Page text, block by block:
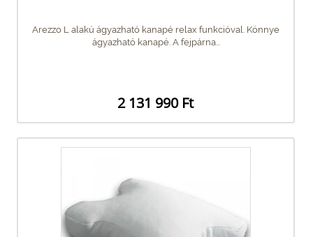
Arezzo L alakú ágyazható kanapé relax funkcióval. Könnye
ágyazható kanapé. A fejpárna...
2 131 990 Ft